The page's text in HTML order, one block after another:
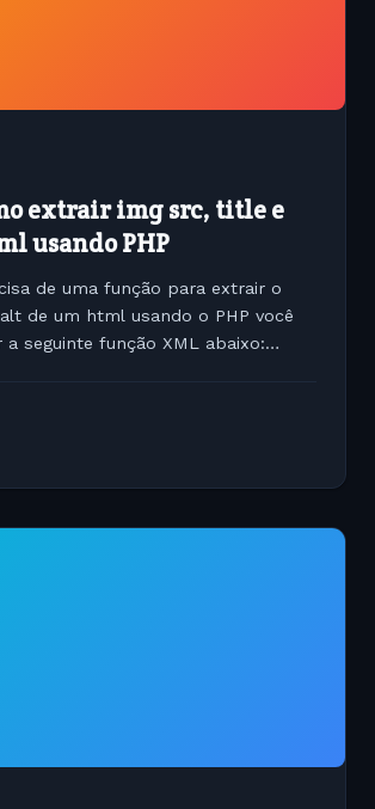
extrair img src, title e
usando PHP
de uma função para extrair o
de um html usando o PHP você
a seguinte função XML abaixo: